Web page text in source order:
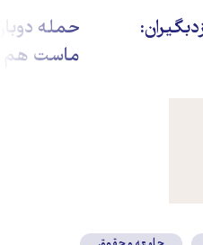
حمله
ماست هم